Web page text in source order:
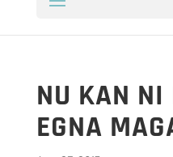
NU KAN NI
EGNA